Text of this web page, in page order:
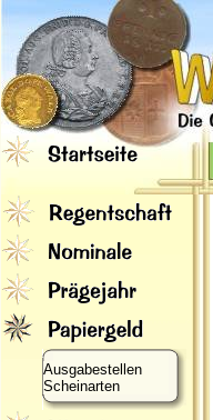
Ausgabestellen
Scheinarten